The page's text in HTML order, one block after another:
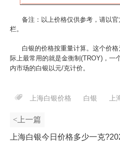
备注：以上价格仅供参考，请以
栏。
白银的价格按重量计算。这个价
际上最常用的就是金衡制(TROY)，一
内市场的白银以元/克计价。
上海白银价格 白银 上
<上一篇
上海白银今日价格多少一克